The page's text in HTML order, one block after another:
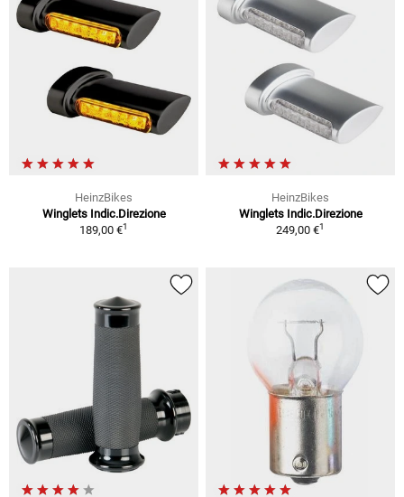
HeinzBikes
Winglets Indic.Direzione
189,00 €1
HeinzBikes
Winglets Indic.Direzione
249,00 €1